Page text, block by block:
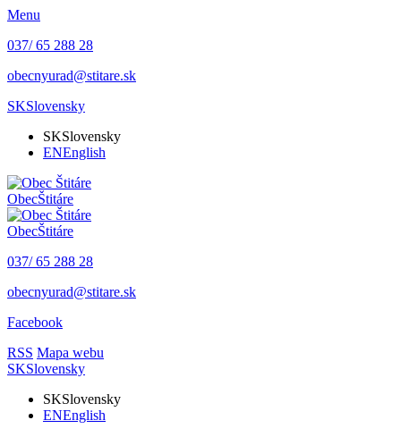
Menu
037/ 65 288 28
obecnyurad@stitare.sk
SKSlovensky
SKSlovensky
ENEnglish
ObecŠtitáre
ObecŠtitáre
037/ 65 288 28
obecnyurad@stitare.sk
Facebook
RSS Mapa webu
SKSlovensky
SKSlovensky
ENEnglish